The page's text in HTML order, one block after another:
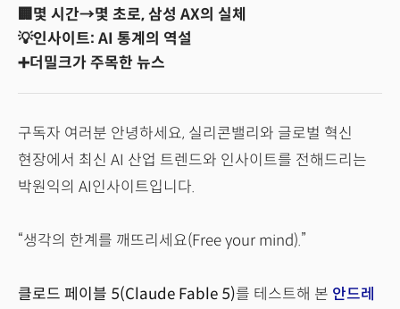
🏢몇 시간→몇 초로, 삼성 AX의 실체
💡인사이트: AI 통계의 역설
➕더밀크가 주목한 뉴스
구독자 여러분 안녕하세요, 실리콘밸리와 글로벌 혁신
현장에서 최신 AI 산업 트렌드와 인사이트를 전해드리는
박원익의 AI인사이트입니다.
“생각의 한계를 깨뜨리세요(Free your mind).”
클로드 페이블 5(Claude Fable 5)를 테스트해 본 안드레